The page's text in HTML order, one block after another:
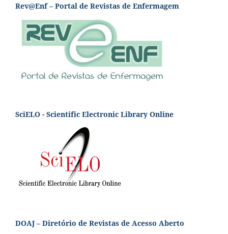
Rev@Enf – Portal de Revistas de Enfermagem
SciELO - Scientific Electronic Library Online
DOAJ – Diretório de Revistas de Acesso Aberto